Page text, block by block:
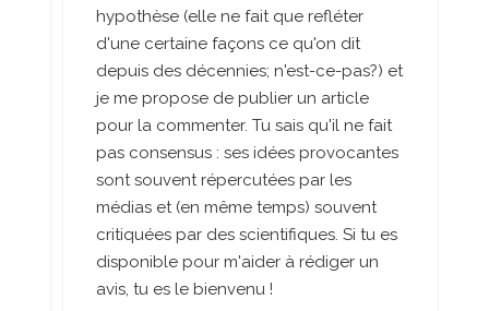
hypothèse (elle ne fait que refléter
d'une certaine façons ce qu'on dit
depuis des décennies; n'est-ce-pas?) et
je me propose de publier un article
pour la commenter. Tu sais qu'il ne fait
pas consensus : ses idées provocantes
sont souvent répercutées par les
médias et (en même temps) souvent
critiquées par des scientifiques. Si tu es
disponible pour m'aider à rédiger un
avis, tu es le bienvenu !